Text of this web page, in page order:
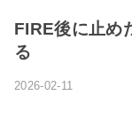
FIRE後に止め
る
2026-02-11